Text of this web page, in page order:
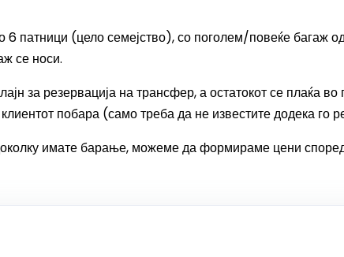
патници (цело семејство), со поголем/повеќе багаж
се носи.
за резервација на трансфер, а остатокот се плаќа
побара (само треба да не известите додека го
имате барање, можеме да формираме цени